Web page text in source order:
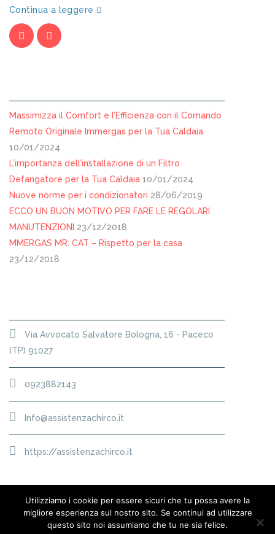
Continua a leggere
Massimizza il Comfort e l’Efficienza con il Comando
Remoto Originale Immergas per la Tua Caldaia
10/01/2024
L’importanza dell’installazione di un Filtro
Defangatore per la Tua Caldaia 10/01/2024
Nuove norme per i condizionatori 28/06/2019
ECCO UN BUON MOTIVO PER FARE LE REGOLARI
MANUTENZIONI
23/12/2018
MMERGAS MR. CAT – Rispetto per la casa
23/12/2018
Via Avvocato Salvatore Bologna, 16 - Paceco
(TP) 91027
0923882143
Info@assistenzachirco.it
https://assistenzachirco.it
© 12/20 | P.iva 01951220811
Utilizziamo i cookie per essere sicuri che tu possa avere la
migliore esperienza sul nostro sito. Se continui ad utilizzare
questo sito noi assumiamo che tu ne sia felice.